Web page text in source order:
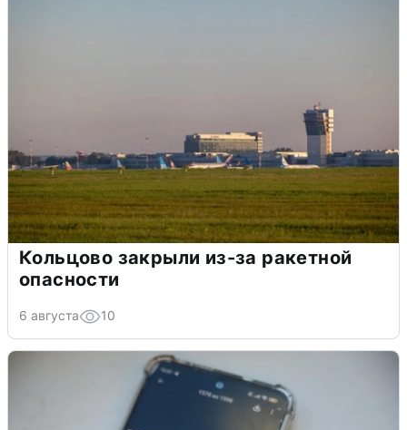
Кольцово закрыли из-за ракетной
опасности
6 августа 10